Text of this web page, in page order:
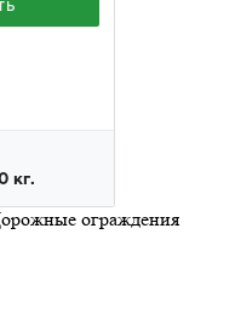
ограждения